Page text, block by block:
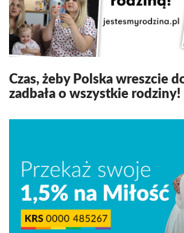
Czas, żeby Polska wreszcie
zadbała o wszystkie rodziny!